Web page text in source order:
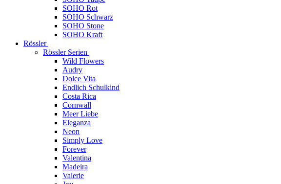
SOHO Rot
SOHO Schwarz
SOHO Stone
SOHO Kraft
Rössler
Rössler Serien
Wild Flowers
Audry
Dolce Vita
Endlich Schulkind
Costa Rica
Cornwall
Meer Liebe
Eleganza
Neon
Simply Love
Forever
Valentina
Madeira
Valerie